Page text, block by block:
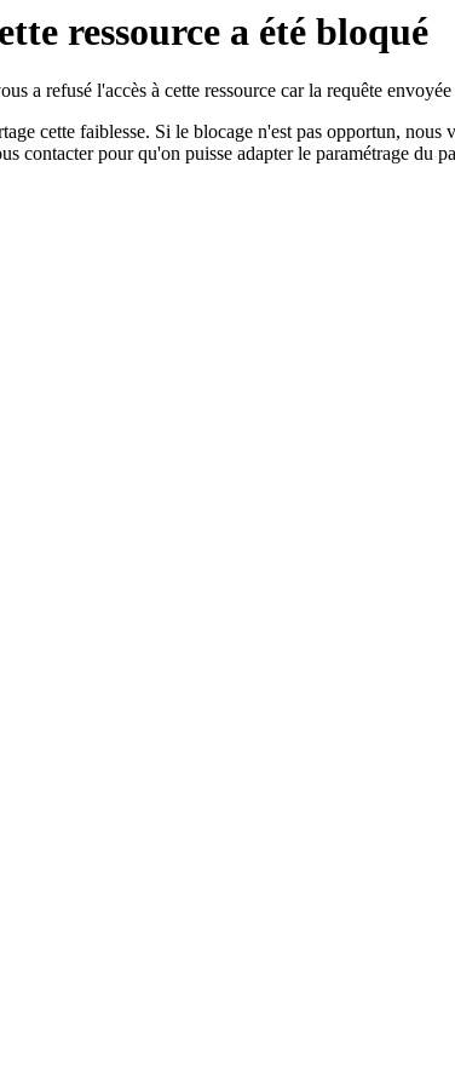
ressource a été bloqué
a refusé l'accès à cette ressource car la requête
cette faiblesse. Si le blocage n'est pas opportun, nous
contacter pour qu'on puisse adapter le paramétrage du